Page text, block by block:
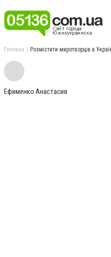
Головна Розмістити миротворців в
Ефименко Анастасия